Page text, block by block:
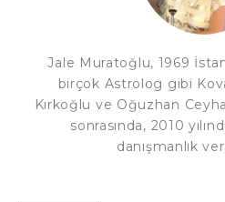
Jale Muratoğlu, 1969
birçok Astrolog gibi
Kırkoğlu ve Oğuzhan
sonrasında, 2010
danışmanlık